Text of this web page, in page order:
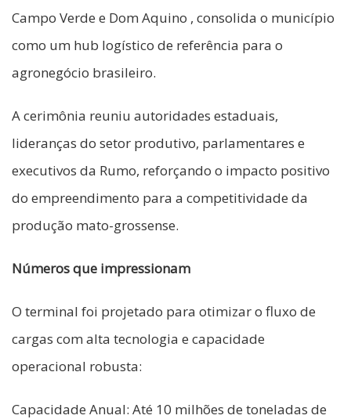
Campo Verde e Dom Aquino , consolida o município
como um hub logístico de referência para o
agronegócio brasileiro.
A cerimônia reuniu autoridades estaduais,
lideranças do setor produtivo, parlamentares e
executivos da Rumo, reforçando o impacto positivo
do empreendimento para a competitividade da
produção mato-grossense.
Números que impressionam
O terminal foi projetado para otimizar o fluxo de
cargas com alta tecnologia e capacidade
operacional robusta:
Capacidade Anual: Até 10 milhões de toneladas de